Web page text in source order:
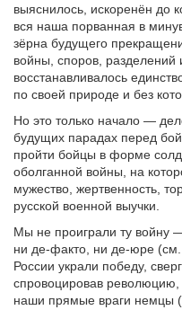
выяснилось, искоренён до
вся наша порванная в
зёрна будущего
войны, споров, разделений
восстанавливалось
по своей природе и без
Но это только начало —
будущих парадах перед
пройти бойцы в форме
оболганной войны, на
мужество, жертвенность,
русской военной выучки.
Мы не проиграли ту войну
ни де-факто, ни де-юре
России украли победу,
спровоцировав революцию,
наши прямые враги немцы